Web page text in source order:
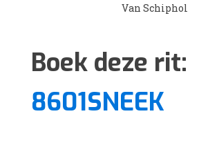
Van Schiphol
Boek deze rit:
8601SNEEK